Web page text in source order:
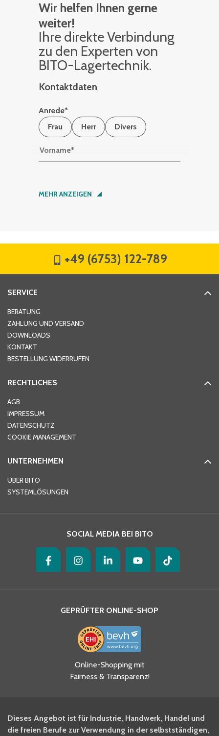
Wir helfen Ihnen gerne
weiter!
Ihre di­rek­te Ver­bin­dung
zu den Ex­per­ten von
BITO-La­ger­tech­nik.
Kontaktdaten
Anrede*
Frau
Herr Divers
Vorname*
Nachname*
Hausnummer
Ort*
Telefon
Ja, ich habe die
Datenschutzhinweise gelesen
und akzeptiere diese.
BITO Newsletter Fachwissen
MEHR ANZEIGEN
+49 (6753) 122-789
SERVICE
BERATUNG
ZAHLUNG UND VERSAND
DOWNLOADS
KONTAKT
BESTELLUNG WIDERRUFEN
RECHTLICHES
AGB
IMPRESSUM
DATENSCHUTZ
COOKIE MANAGEMENT
UNTERNEHMEN
ÜBER BITO
SYSTEMLÖSUNGEN
SOCIAL MEDIA BEI BITO
GEPRÜFTER ONLINE-SHOP
Online-Shopping mit
Fairness & Transparenz!
Dieses Angebot ist für Industrie, Handwerk, Handel und
die freien Berufe zur Verwendung in der selbstständigen,